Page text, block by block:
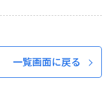
一覧画面に戻る